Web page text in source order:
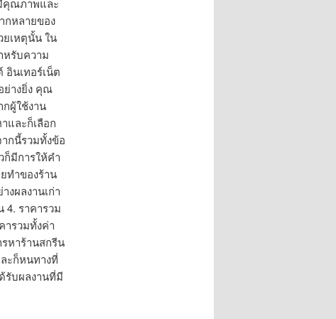
คุณภาพและ
กหลายของ
เหตุนั้น ใน
หรับความ
นเทอร์เน็ต
ย่างยิ่ง คุณ
ผู้ใช้งาน
และก็เลือก
กนี้รวมทั้งข้อ
มีการให้คำ
ทำของร้าน
ผลงานเก่า
4. ราคารวม
รวมทั้งค่า
หาร้านสกรีน
ะก็หนทางที่
รับผลงานที่มี